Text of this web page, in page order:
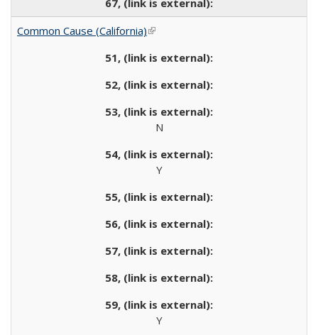
Common Cause (California)(link is external)
N
Y
Y